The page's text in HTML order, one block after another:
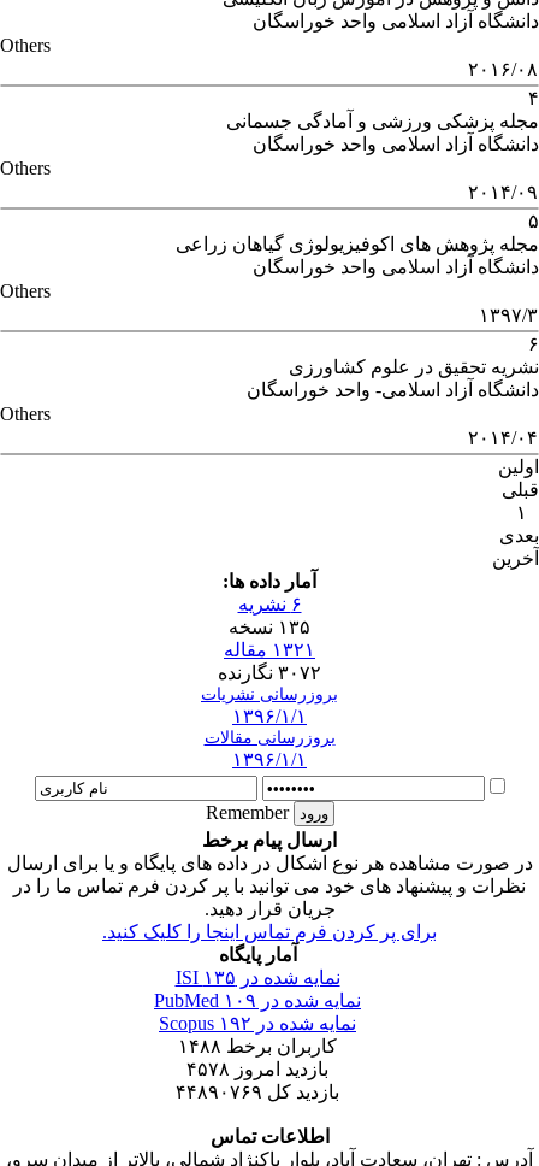
دانشگاه آزاد اسلامی واحد خوراسگان
Others
۲۰۱۶/۰۸
۴
مجله پزشکی ورزشی و آمادگی جسمانی
دانشگاه آزاد اسلامی واحد خوراسگان
Others
۲۰۱۴/۰۹
۵
مجله پژوهش های اکوفیزیولوژی گیاهان زراعی
دانشگاه آزاد اسلامی واحد خوراسگان
Others
۱۳۹۷/۳
۶
نشریه تحقیق در علوم کشاورزی
دانشگاه آزاد اسلامی- واحد خوراسگان
Others
۲۰۱۴/۰۴
اولین
قبلی
۱
بعدی
آخرین
آمار داده ها:
۶ نشریه
۱۳۵ نسخه
۱۳۲۱ مقاله
۳۰۷۲ نگارنده
بروزرسانی نشریات
۱۳۹۶/۱/۱
بروزرسانی مقالات
۱۳۹۶/۱/۱
Remember
ارسال پیام برخط
در صورت مشاهده هر نوع اشکال در داده های پایگاه و یا برای ارسال
نظرات و پیشنهاد های خود می توانید با پر کردن فرم تماس ما را در
جریان قرار دهید.
برای پر کردن فرم تماس اینجا را کلیک کنید.
آمار پایگاه
نمایه شده در ISI ۱۳۵
نمایه شده در PubMed ۱۰۹
نمایه شده در Scopus ۱۹۲
کاربران برخط ۱۴۸۸
بازدید امروز ۴۵۷۸
بازدید کل ۴۴۸۹۰۷۶۹
اطلاعات تماس
آدرس : تهران، سعادت آباد، بلوار پاکنژاد شمالی، بالاتر از میدان سرو،